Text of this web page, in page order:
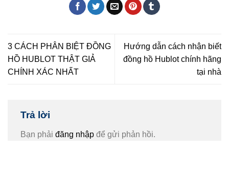
3 CÁCH PHÂN BIỆT ĐỒNG
HỒ HUBLOT THẬT GIẢ
CHÍNH XÁC NHẤT
Hướng dẫn cách nhận biết
đồng hồ Hublot chính hãng
tại nhà
Trả lời
Bạn phải đăng nhập để gửi phản hồi.